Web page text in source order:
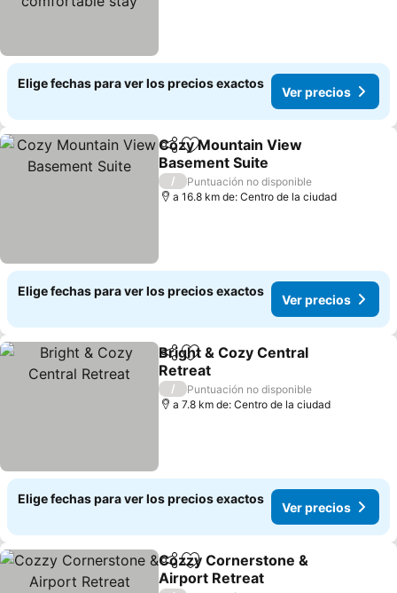
Elige fechas para ver los precios exactos
Ver precios
CompartirAgregar a favoritos
Cozy Mountain View
Basement Suite
Ver precios
/
Puntuación no disponible
a 16.8 km de: Centro de la ciudad
Elige fechas para ver los precios exactos
Ver precios
CompartirAgregar a favoritos
Bright & Cozy Central
Retreat
Ver precios
/
Puntuación no disponible
a 7.8 km de: Centro de la ciudad
Elige fechas para ver los precios exactos
Ver precios
CompartirAgregar a favoritos
Cozzy Cornerstone &
Airport Retreat